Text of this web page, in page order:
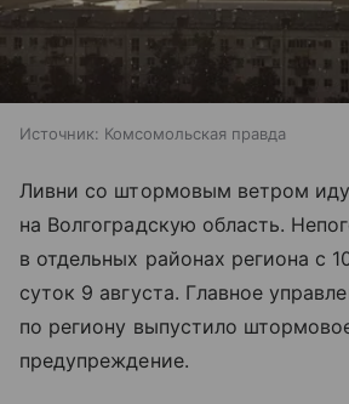
Источник: Комсомольская правда
Ливни со штормовым ветром
на Волгоградскую область.
в отдельных районах региона с
суток 9 августа. Главное
по региону выпустило
предупреждение.